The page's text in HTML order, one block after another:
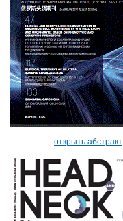
открыть абстракт